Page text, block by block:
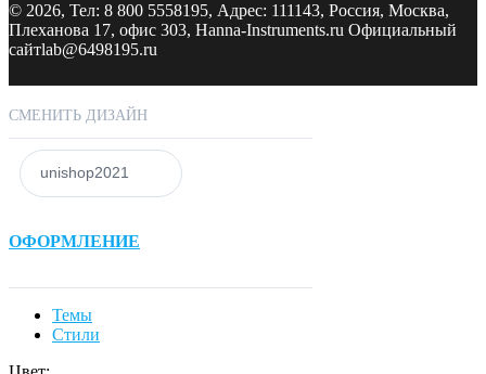
© 2026, Тел: 8 800 5558195, Адрес: 111143, Россия, Москва,
Плеханова 17, офис 303, Hanna-Instruments.ru Официальный
сайтlab@6498195.ru
СМЕНИТЬ ДИЗАЙН
ОФОРМЛЕНИЕ
Темы
Стили